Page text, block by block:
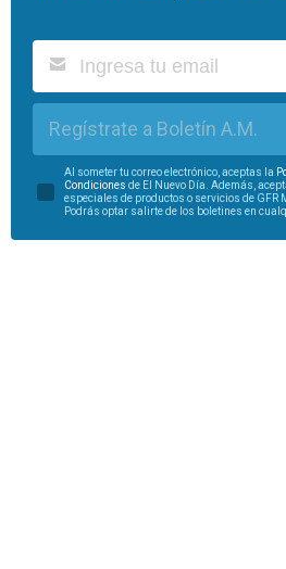
Regístrate a Boletín A.M.
Al someter tu correo electrónico, aceptas la
Condiciones de El Nuevo Día. Además,
especiales de productos o servicios de GFR
Podrás optar salirte de los boletines en